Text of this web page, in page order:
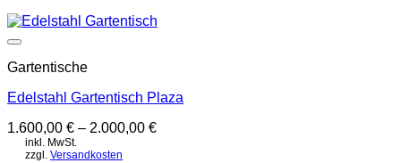
Gartentische
Edelstahl Gartentisch Plaza
1.600,00 € – 2.000,00 €
inkl. MwSt.
zzgl. Versandkosten